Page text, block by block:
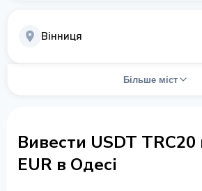
Вінниця
Більше міст
Вивести USDT TRC20
EUR в Одесі